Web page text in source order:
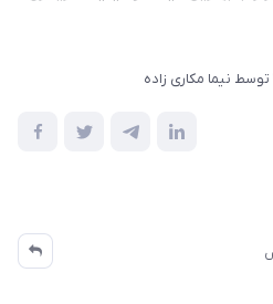
توسط نیما مکاری زاده